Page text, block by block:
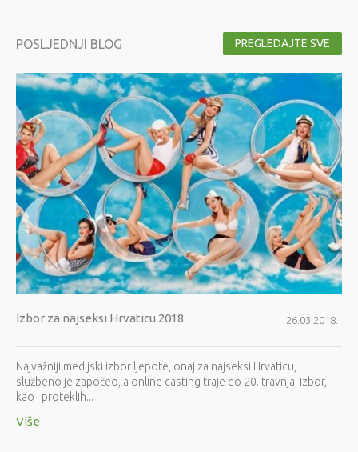
POSLJEDNJI BLOG PREGLEDAJTE SVE
Izbor za najseksi Hrvaticu 2018. 26.03.2018.
Najvažniji medijski izbor ljepote, onaj za najseksi Hrvaticu, i
službeno je započeo, a online casting traje do 20. travnja. Izbor,
kao i proteklih...
Više